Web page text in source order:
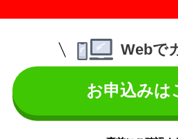
Webで
お申込みは